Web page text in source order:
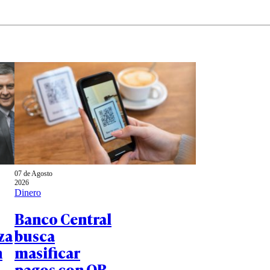
07 de Agosto
2026
Dinero
Banco Central
busca
masificar